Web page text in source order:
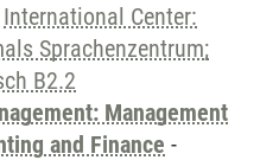
International Center:
Sprachenzentrum;
B2.2
Management
and Finance -